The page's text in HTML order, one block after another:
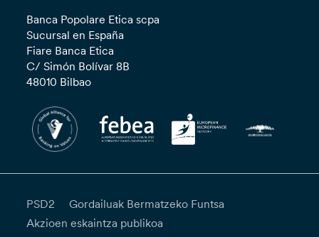
Banca Popolare Etica scpa
Sucursal en España
Fiare Banca Etica
C/ Simón Bolívar 8B
48010 Bilbao
PSD2
Gordailuak Bermatzeko Funtsa
Akzioen eskaintza publikoa